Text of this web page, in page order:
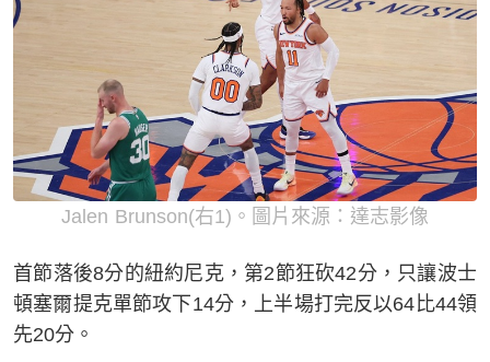
Jalen Brunson(右1)。圖片來源：達志影像
首節落後8分的紐約尼克，第2節狂砍42分，只讓波士
頓塞爾提克單節攻下14分，上半場打完反以64比44領
先20分。